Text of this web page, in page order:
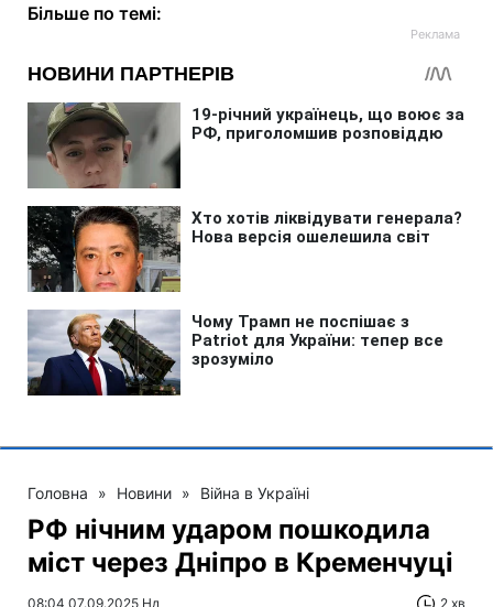
Більше по темі:
Головна » Новини » Війна в Україні
РФ нічним ударом пошкодила
міст через Дніпро в Кременчуці
08:04 07.09.2025 Нд 2 хв